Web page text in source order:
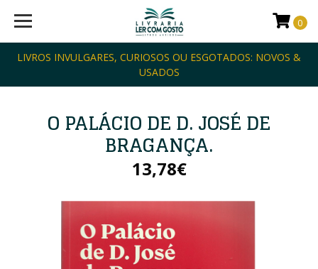
LIVROS INVULGARES, CURIOSOS OU ESGOTADOS: NOVOS &
USADOS
0
O PALÁCIO DE D. JOSÉ DE
BRAGANÇA.
13,78€